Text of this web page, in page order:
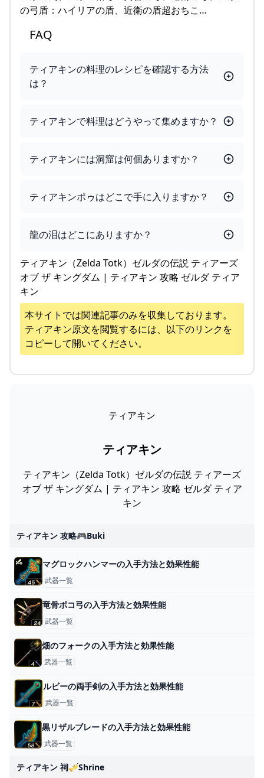
の弓盾：ハイリアの盾、近衛の盾超おちこ…
FAQ
ティアキンの料理のレシピを確認する方法
は？
ティアキンで料理はどうやって集めますか？
ティアキンには洞窟は何個ありますか？
ティアキンポゥはどこで手に入りますか？
龍の泪はどこにありますか？
ティアキン（Zelda Totk）ゼルダの伝説 ティアーズ
オブ ザ キングダム | ティアキン 攻略 ゼルダ ティア
キン
本サイトでは関連記事のみを収集しております。
ティアキン原文を閲覧するには、以下のリンクを
コピーして開いてください。
ティアキン
ティアキン
ティアキン（Zelda Totk）ゼルダの伝説 ティアーズ
オブ ザ キングダム | ティアキン 攻略 ゼルダ ティア
キン
ティアキン 攻略🎮buki
マグロックハンマーの入手方法と効果性能
武器一覧
竜骨ボコ弓の入手方法と効果性能
武器一覧
畑のフォークの入手方法と効果性能
武器一覧
ルビーの両手剣の入手方法と効果性能
武器一覧
黒リザルブレードの入手方法と効果性能
武器一覧
ティアキン 祠🎺shrine